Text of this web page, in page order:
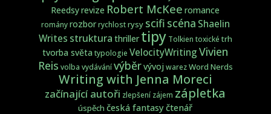
Reedsyrevize Robert McKee romance
rományrozborrychlostrysy scifi scéna Shaelin
Writes struktura thriller tipy Tolkien toxické trh
tvorba světa typologie VelocityWriting Vivien
Reis volba vydávánívýběrvývoj warezWord Nerds
Writing with Jenna Moreci
začínající autoři zlepšení zájem zápletka
úspěch česká fantasyčtenář